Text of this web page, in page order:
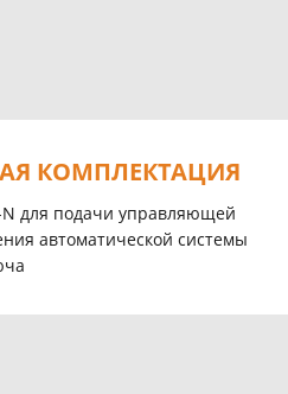
КОМПЛЕКТАЦИЯ
N для подачи управляющей
автоматической системы